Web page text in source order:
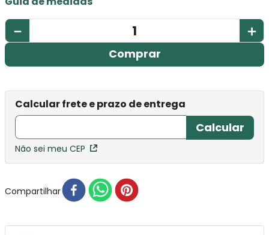
＋
－
Comprar
Não sei meu CEP
Compartilhar